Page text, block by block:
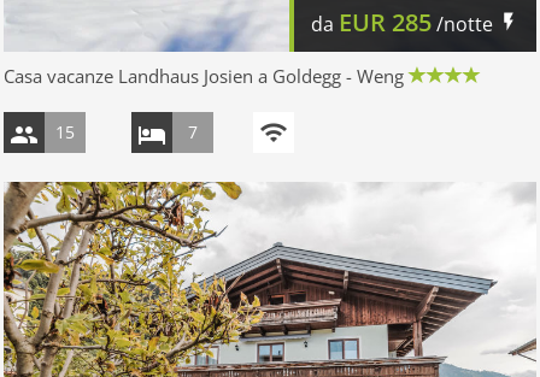
da EUR 285/notte
Casa vacanze Landhaus Josien a Goldegg - Weng
15 7